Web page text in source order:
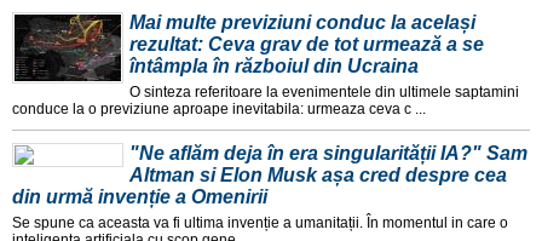
Mai multe previziuni conduc la același
rezultat: Ceva grav de tot urmează a se
întâmpla în războiul din Ucraina
O sinteza referitoare la evenimentele din ultimele saptamini
conduce la o previziune aproape inevitabila: urmeaza ceva c ...
"Ne aflăm deja în era singularității IA?" Sam
Altman si Elon Musk așa cred despre cea
din urmă invenție a Omenirii
Se spune ca aceasta va fi ultima invenție a umanitații. În momentul in care o